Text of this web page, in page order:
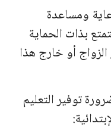
ومساعدة
بذات الحماية
أو خارج هذا
توفير التعليم